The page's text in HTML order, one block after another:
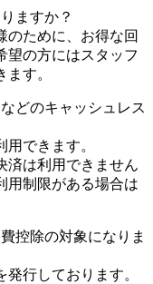
ますか？
のために、お得な回
望の方にはスタッフ
す。
どのキャッシュレス
できます。
済は利用できません
用制限がある場合は
控除の対象になりま
行しております。